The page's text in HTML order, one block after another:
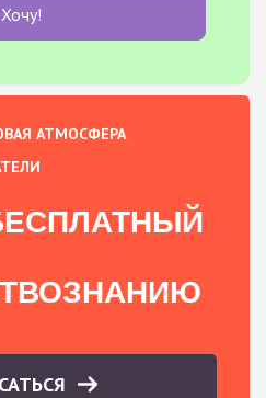
Хочу!
АТМОСФЕРА